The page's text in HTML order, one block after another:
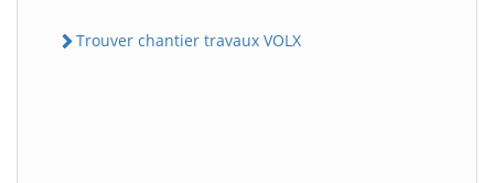
Trouver chantier travaux VOLX